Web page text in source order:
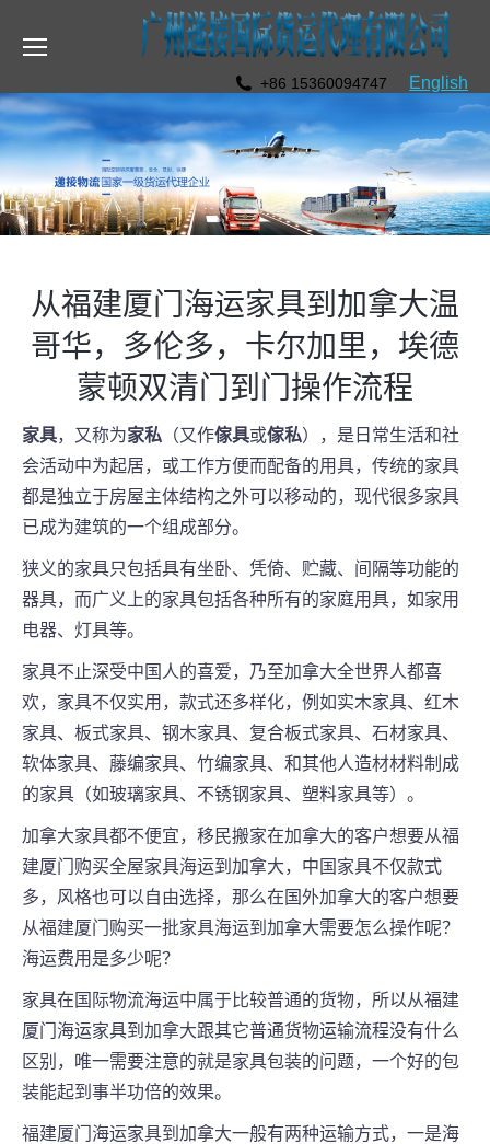
+86 15360094747 English
从福建厦门海运家具到加拿大温
哥华，多伦多，卡尔加里，埃德
蒙顿双清门到门操作流程
家具，又称为家私 （又作傢具或傢私），是日常生活和社
会活动中为起居，或工作方便而配备的用具，传统的家具
都是独立于房屋主体结构之外可以移动的，现代很多家具
已成为建筑的一个组成部分。
狭义的家具只包括具有坐卧、凭倚、贮藏、间隔等功能的
器具，而广义上的家具包括各种所有的家庭用具，如家用
电器、灯具等。
家具不止深受中国人的喜爱，乃至加拿大全世界人都喜
欢，家具不仅实用，款式还多样化，例如实木家具、红木
家具、板式家具、钢木家具、复合板式家具、石材家具、
软体家具、藤编家具、竹编家具、和其他人造材材料制成
的家具（如玻璃家具、不锈钢家具、塑料家具等）。
加拿大家具都不便宜，移民搬家在加拿大的客户想要从福
建厦门购买全屋家具海运到加拿大，中国家具不仅款式
多，风格也可以自由选择，那么在国外加拿大的客户想要
从福建厦门购买一批家具海运到加拿大需要怎么操作呢？
海运费用是多少呢？
家具在国际物流海运中属于比较普通的货物，所以从福建
厦门 海运家具到加拿大跟其它普通货物运输流程没有什么
区别，唯一需要注意的就是家具包装的问题，一个好的包
装能起到事半功倍的效果。
福建厦门 海运家具到加拿大一般有两种运输方式，一是海